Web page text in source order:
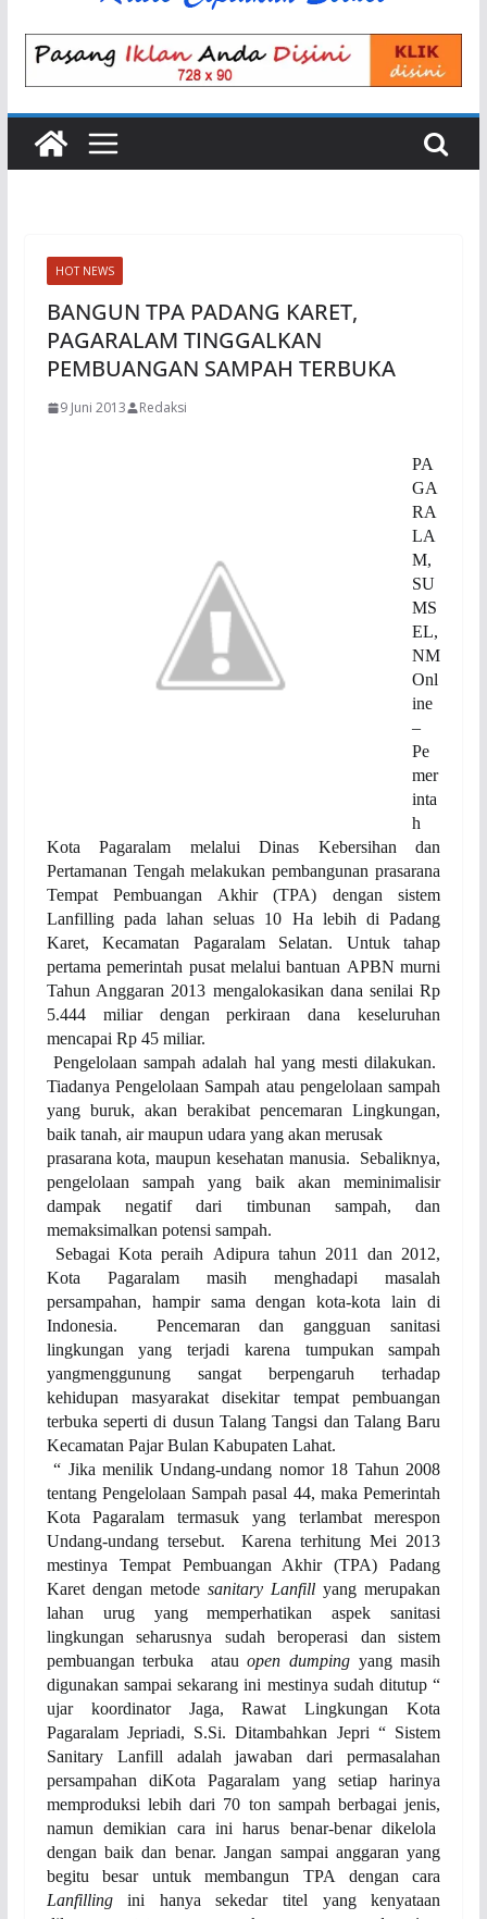
HOT NEWS
BANGUN TPA PADANG KARET,
PAGARALAM TINGGALKAN
PEMBUANGAN SAMPAH TERBUKA
9 Juni 2013 Redaksi
PA
GA
RA
LA
M,
SU
MS
EL,
NM
Onl
ine
–
Pe
mer
inta
h
Kota Pagaralam melalui Dinas Kebersihan dan
Pertamanan Tengah melakukan pembangunan prasarana
Tempat Pembuangan Akhir (TPA) dengan sistem
Lanfilling pada lahan seluas 10 Ha lebih di Padang
Karet, Kecamatan Pagaralam Selatan. Untuk tahap
pertama pemerintah pusat melalui bantuan APBN murni
Tahun Anggaran 2013 mengalokasikan danasenilai Rp
5.444 miliar dengan perkiraan dana keseluruhan
mencapai Rp 45 miliar.
Pengelolaan sampah adalah hal yang mesti dilakukan.
Tiadanya Pengelolaan Sampah atau pengelolaan sampah
yang buruk, akan berakibat pencemaran Lingkungan,
baik tanah, air maupun udara yang akan merusak
prasarana kota, maupun kesehatan manusia. Sebaliknya,
pengelolaan sampah yang baik akan meminimalisir
dampak negatif dari timbunan sampah, dan
memaksimalkan potensi sampah.
Sebagai Kotaperaih Adipura tahun 2011 dan 2012,
Kota Pagaralam masih menghadapi masalah
persampahan, hampir sama dengan kota-kota lain di
Indonesia. Pencemaran dan gangguan sanitasi
lingkungan yang terjadi karena tumpukan sampah
yangmenggunung sangat berpengaruh terhadap
kehidupan masyarakat disekitar tempat pembuangan
terbuka seperti di dusun Talang Tangsi dan Talang Baru
Kecamatan Pajar Bulan Kabupaten Lahat.
“ Jika menilik Undang-undang nomor 18 Tahun 2008
tentang Pengelolaan Sampah pasal 44, maka Pemerintah
Kota Pagaralam termasuk yang terlambat merespon
Undang-undang tersebut. Karena terhitung Mei 2013
mestinya Tempat PembuanganAkhir (TPA) Padang
Karet dengan metode sanitary Lanfill yang merupakan
lahan urug yang memperhatikan aspek sanitasi
lingkungan seharusnya sudah beroperasi dan sistem
pembuangan terbuka atauopen dumping yang masih
digunakan sampai sekarang ini mestinya sudah ditutup “
ujar koordinator Jaga, Rawat Lingkungan Kota
Pagaralam Jepriadi, S.Si. Ditambahkan Jepri “ Sistem
Sanitary Lanfill adalah jawaban dari permasalahan
persampahan diKota Pagaralam yang setiap harinya
memproduksi lebih dari 70 ton sampah berbagai jenis,
namun demikian cara ini harus benar-benardikelola
dengan baik dan benar. Jangan sampai anggaran yang
begitu besar untuk membangun TPA dengan cara
Lanfillingini hanya sekedar titel yang kenyataan